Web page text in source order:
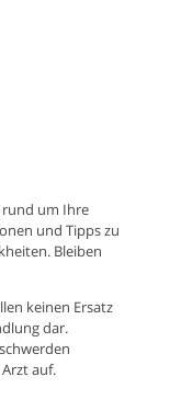
um Ihre
und Tipps zu
Bleiben
keinen Ersatz
dar.
auf.